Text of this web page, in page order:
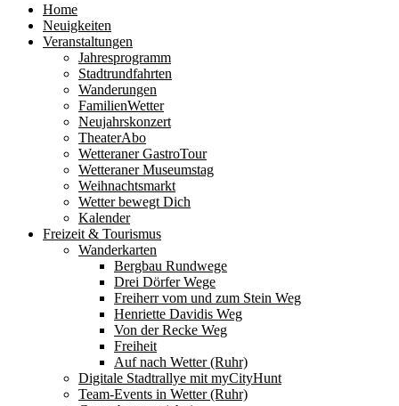
Home
Neuigkeiten
Veranstaltungen
Jahresprogramm
Stadtrundfahrten
Wanderungen
FamilienWetter
Neujahrskonzert
TheaterAbo
Wetteraner GastroTour
Wetteraner Museumstag
Weihnachtsmarkt
Wetter bewegt Dich
Kalender
Freizeit & Tourismus
Wanderkarten
Bergbau Rundwege
Drei Dörfer Wege
Freiherr vom und zum Stein Weg
Henriette Davidis Weg
Von der Recke Weg
Freiheit
Auf nach Wetter (Ruhr)
Digitale Stadtrallye mit myCityHunt
Team-Events in Wetter (Ruhr)